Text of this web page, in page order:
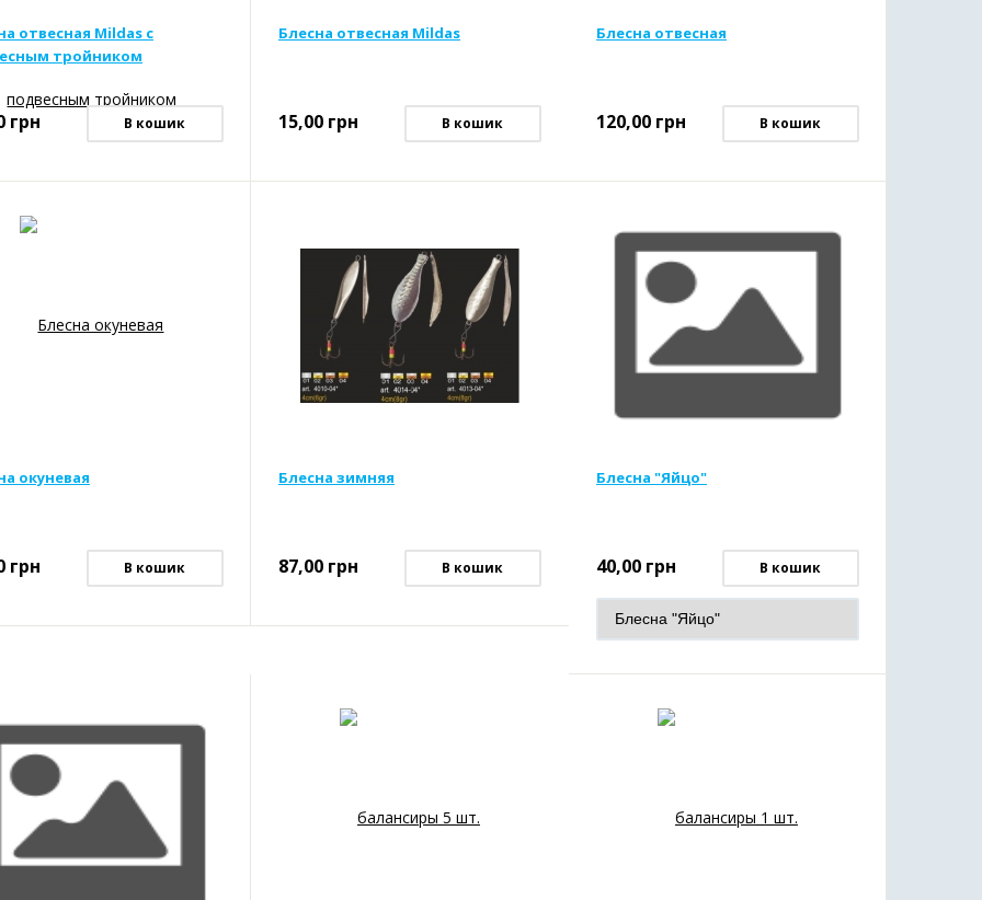
отвесная Mildas с
тройником
грн В кошик
Блесна отвесная Mildas
15,00 грн В кошик
Блесна отвесная
120,00 грн В кошик
окуневая
грн В кошик
Блесна зимняя
87,00 грн В кошик
Блесна "Яйцо"
40,00 грн В кошик